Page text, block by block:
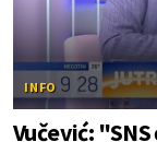
INFO
Vučević: